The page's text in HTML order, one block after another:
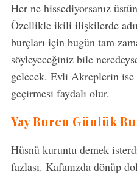
Her ne hissediyorsanız
Özellikle ikili ilişkilerde
burçları için bugün tam
söyleyeceğiniz bile
gelecek. Evli Akreplerin
geçirmesi faydalı olur.
Yay Burcu Günlük
Hüsnü kuruntu demek
fazlası. Kafanızda dönüp
S
a
r